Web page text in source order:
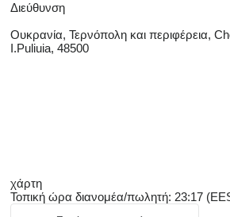
Διεύθυνση
Ουκρανία, Τερνόπολη και περιφέρεια,
I.Puliuia, 48500
χάρτη
Τοπική ώρα διανομέα/πωλητή: 23:17